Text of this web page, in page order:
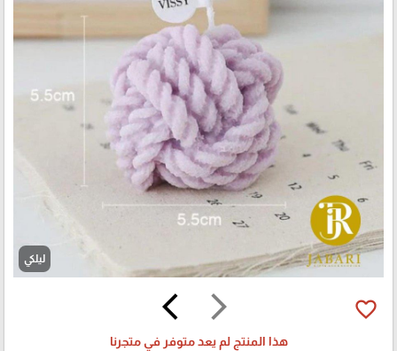
ليلكي
arrow_forward_ios
arrow_back_ios favorite_border
هذا المنتج لم يعد متوفر في متجرنا